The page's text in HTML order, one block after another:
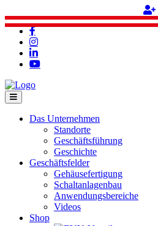
Das Unternehmen
Standorte
Geschäftsführung
Geschichte
Geschäftsfelder
Gehäusefertigung
Schaltanlagenbau
Anwendungsbereiche
Videos
Shop